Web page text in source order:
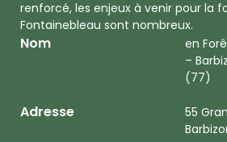
renforcé, les enjeux à venir pour la
Fontainebleau sont nombreux.
Nom
en
–
(77)
Adresse
55